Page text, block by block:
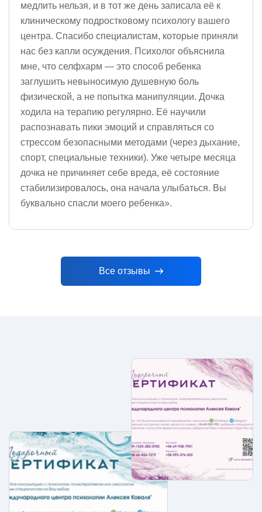
медлить нельзя, и в тот же день записала её к
клиническому подростковому психологу вашего
центра. Спасибо специалистам, которые приняли
нас без капли осуждения. Психолог объяснила
мне, что селфхарм — это способ ребенка
заглушить невыносимую душевную боль
физической, а не попытка манипуляции. Дочка
ходила на терапию регулярно. Её научили
распознавать пики эмоций и справляться со
стрессом безопасными методами (через дыхание,
спорт, специальные техники). Уже четыре месяца
дочка не причиняет себе вреда, её состояние
стабилизировалось, она начала улыбаться. Вы
буквально спасли моего ребенка».
Все отзывы